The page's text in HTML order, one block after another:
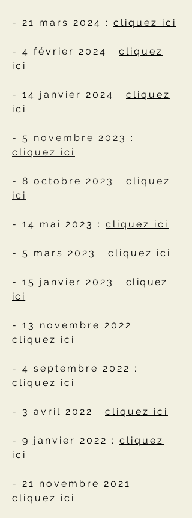
- 21 mars 2024 : cliquez ici
- 4 février 2024 : cliquez
ici
- 14 janvier 2024 : cliquez
ici
- 5 novembre 2023 :
cliquez ici
- 8 octobre 2023 : cliquez
ici
- 14 mai 2023 : cliquez ici
- 5 mars 2023 : cliquez ici
- 15 janvier 2023 : cliquez
ici
- 13 novembre 2022 :
cliquez ici
- 4 septembre 2022 :
cliquez ici
- 3 avril 2022 : cliquez ici
- 9 janvier 2022 : cliquez
ici
- 21 novembre 2021 :
cliquez ici.